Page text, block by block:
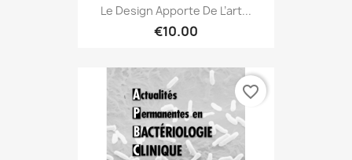
Le Design Apporte De L’art...
€10.00
favorite_border